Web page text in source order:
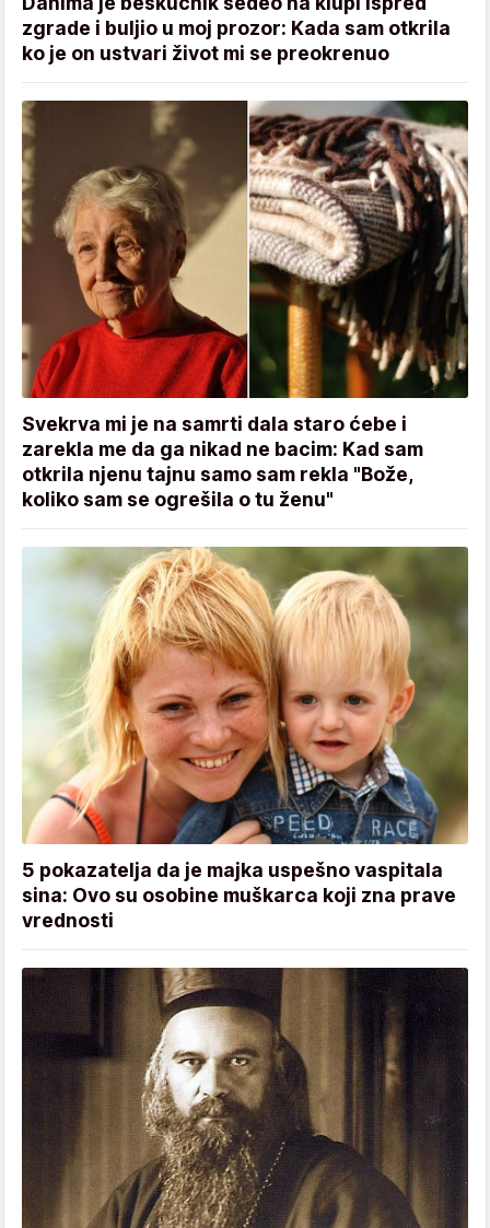
zgrade i buljio u moj prozor: Kada sam otkrila
ko je on ustvari život mi se preokrenuo
Svekrva mi je na samrti dala staro ćebe i
zarekla me da ga nikad ne bacim: Kad sam
otkrila njenu tajnu samo sam rekla "Bože,
koliko sam se ogrešila o tu ženu"
5 pokazatelja da je majka uspešno vaspitala
sina: Ovo su osobine muškarca koji zna prave
vrednosti